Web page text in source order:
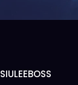
SIULEEBOSS